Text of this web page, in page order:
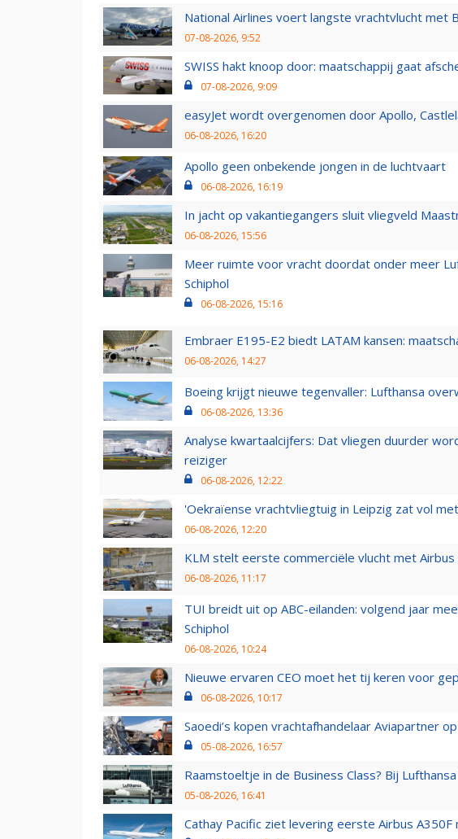
National Airlines voert langste vrachtvlucht met
07-08-2026, 9:52
SWISS hakt knoop door: maatschappij gaat
07-08-2026, 9:09
easyJet wordt overgenomen door Apollo,
06-08-2026, 16:20
Apollo geen onbekende jongen in de luchtvaart
06-08-2026, 16:19
In jacht op vakantiegangers sluit vliegveld
06-08-2026, 15:56
Meer ruimte voor vracht doordat onder meer
Schiphol
06-08-2026, 15:16
Embraer E195-E2 biedt LATAM kansen:
06-08-2026, 14:27
Boeing krijgt nieuwe tegenvaller: Lufthansa
06-08-2026, 13:36
Analyse kwartaalcijfers: Dat vliegen duurder
reiziger
06-08-2026, 12:22
'Oekraïense vrachtvliegtuig in Leipzig zat vol
06-08-2026, 12:20
KLM stelt eerste commerciële vlucht met
06-08-2026, 11:17
TUI breidt uit op ABC-eilanden: volgend jaar
Schiphol
06-08-2026, 10:24
Nieuwe ervaren CEO moet het tij keren voor
06-08-2026, 10:17
Saoedi’s kopen vrachtafhandelaar Aviapartner
05-08-2026, 16:57
Raamstoeltje in de Business Class? Bij
05-08-2026, 16:41
Cathay Pacific ziet levering eerste Airbus